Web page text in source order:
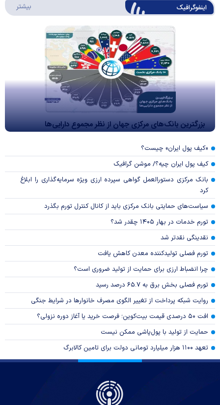
اینفوگرافیک بیشتر
بزرگترین بانک‌های مرکزی جهان از نظر مجموع دارایی‌ها
«کیف پول ایران» چیست؟
کیف پول ایران چیه؟/ موشن گرافیک
بانک مرکزی دستورالعمل گواهی سپرده ارزی ویژه سرمایه‌گذاری را ابلاغ
کرد
سیاست‌های حمایتی بانک مرکزی باید از کانال کنترل تورم بگذرد
تورم خدمات در بهار ۱۴۰۵ چقدر شد؟
نقدینگی نقدتر شد
تورم فصلی تولیدکننده معدن کاهش یافت
چرا انضباط ارزی برای حمایت از تولید ضروری است؟
تورم فصلی بخش برق به ۶۵.۷ درصد رسید
روایت شبکه پرداخت از تغییر الگوی مصرف خانوار‌ها در شرایط جنگی
افت ۵۰ درصدی قیمت بیت‌کوین؛ فرصت خرید یا آغاز دوره نزولی؟
حمایت از تولید با پول‌پاشی ممکن نیست
تعهد ۱۱۰۰ هزار میلیارد تومانی دولت برای تامین کالابرگ